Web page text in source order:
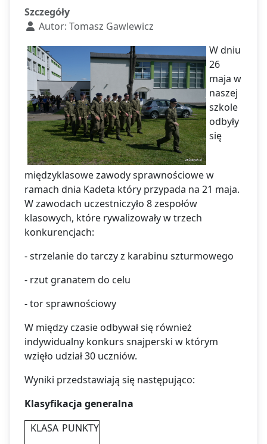
Szczegóły
Autor: Tomasz Gawlewicz
W dniu
26
maja w
naszej
szkole
odbyły
się
międzyklasowe zawody sprawnościowe w
ramach dnia Kadeta który przypada na 21 maja.
W zawodach uczestniczyło 8 zespołów
klasowych, które rywalizowały w trzech
konkurencjach:
- strzelanie do tarczy z karabinu szturmowego
- rzut granatem do celu
- tor sprawnościowy
W między czasie odbywał się również
indywidualny konkurs snajperski w którym
wzięło udział 30 uczniów.
Wyniki przedstawiają się następująco:
Klasyfikacja generalna
KLASA PUNKTY